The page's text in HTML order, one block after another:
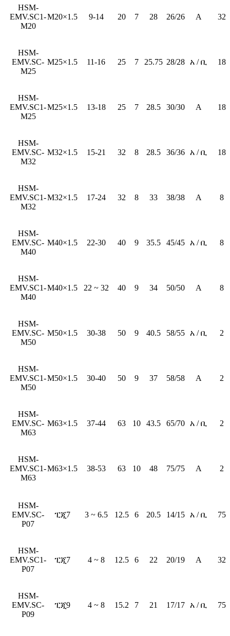
HSM-
EMV.SC1-
M20
M20×1.5 9-14 20 7 28 26/26 A 32
HSM-
EMV.SC-
M25
M25×1.5 11-16 25 7 25.75 28/28 አ / ቢ 18
HSM-
EMV.SC1-
M25
M25×1.5 13-18 25 7 28.5 30/30 A 18
HSM-
EMV.SC-
M32
M32×1.5 15-21 32 8 28.5 36/36 አ / ቢ 18
HSM-
EMV.SC1-
M32
M32×1.5 17-24 32 8 33 38/38 A 8
HSM-
EMV.SC-
M40
M40×1.5 22-30 40 9 35.5 45/45 አ / ቢ 8
HSM-
EMV.SC1-
M40
M40×1.5 22 ~ 32 40 9 34 50/50 A 8
HSM-
EMV.SC-
M50
M50×1.5 30-38 50 9 40.5 58/55 አ / ቢ 2
HSM-
EMV.SC1-
M50
M50×1.5 30-40 50 9 37 58/58 A 2
HSM-
EMV.SC-
M63
M63×1.5 37-44 63 10 43.5 65/70 አ / ቢ 2
HSM-
EMV.SC1-
M63
M63×1.5 38-53 63 10 48 75/75 A 2
HSM-
EMV.SC-
P07
ፒጂ7 3 ~ 6.5 12.5 6 20.5 14/15 አ / ቢ 75
HSM-
EMV.SC1-
P07
ፒጂ7 4 ~ 8 12.5 6 22 20/19 A 32
HSM-
EMV.SC-
P09
ፒጂ9 4 ~ 8 15.2 7 21 17/17 አ / ቢ 75